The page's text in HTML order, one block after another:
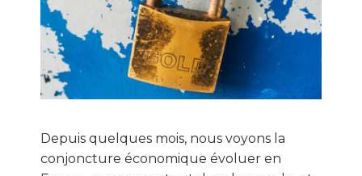
Depuis quelques mois, nous voyons la
conjoncture économique évoluer en